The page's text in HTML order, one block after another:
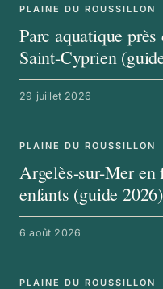
PLAINE DU ROUSSILLON
Parc aquatique
Saint-Cyprien
29 juillet 2026
PLAINE DU ROUSSILLON
Argelès-sur-Mer
enfants (guide 2026)
6 août 2026
PLAINE DU ROUSSILLON